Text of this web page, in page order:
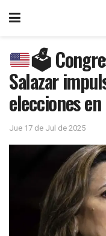
🗳️
Salazar
elecciones
Jue 17 de Jul de 2025